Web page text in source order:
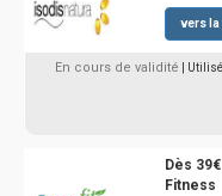
vers la
En cours de validité |
Dès
Fitness